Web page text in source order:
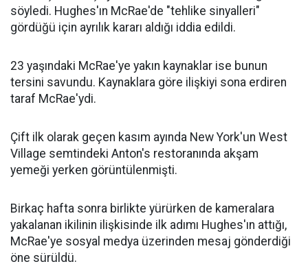
söyledi. Hughes'ın McRae'de "tehlike sinyalleri"
gördüğü için ayrılık kararı aldığı iddia edildi.
23 yaşındaki McRae'ye yakın kaynaklar ise bunun
tersini savundu. Kaynaklara göre ilişkiyi sona erdiren
taraf McRae'ydi.
Çift ilk olarak geçen kasım ayında New York'un West
Village semtindeki Anton's restoranında akşam
yemeği yerken görüntülenmişti.
Birkaç hafta sonra birlikte yürürken de kameralara
yakalanan ikilinin ilişkisinde ilk adımı Hughes'ın attığı,
McRae'ye sosyal medya üzerinden mesaj gönderdiği
öne sürüldü.